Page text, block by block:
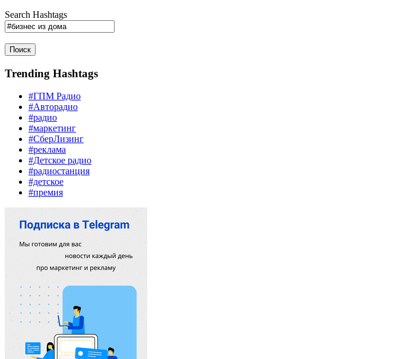
Search Hashtags
Поиск
Trending Hashtags
#ГПМ Радио
#Авторадио
#радио
#маркетинг
#СберЛизинг
#реклама
#Детское радио
#радиостанция
#детское
#премия